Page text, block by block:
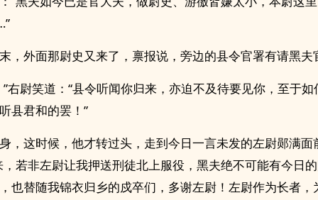
，外面那尉史又来了，禀报说，旁边的县令官署有请黑夫
”右尉笑道：“县令听闻你归来，亦迫不及待要见你，至于
县君和的罢！”
，这时候，他才转过头，走到今日一言未发的左尉郧满面
，若非左尉让我押送刑徒北上服役，黑夫绝不可能有今日
也替随我锦衣归乡的戍卒们，多谢左尉！左尉作为长者，